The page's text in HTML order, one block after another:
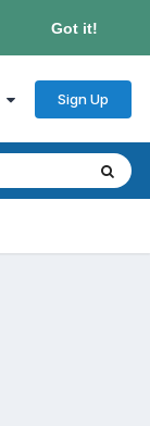
Got it!
Sign Up